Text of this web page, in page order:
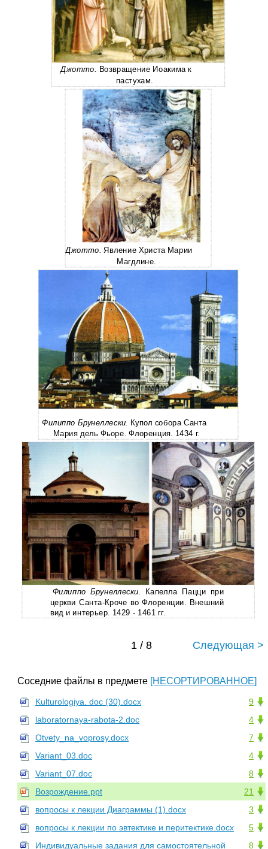
Джотто. Возвращение Иоакима к
пастухам.
Джотто. Явление Христа Марии
Магдлине.
Филиппо Брунеллески. Купол собора Санта
Мария дель Фьоре. Флоренция. 1434 г.
Филиппо Брунеллески.
Капелла Пацци при
церкви Санта-Кроче во Флоренции. Внешний
вид и интерьер. 1429 - 1461 гг.
1 / 8 Следующая >
Соседние файлы в предмете [НЕСОРТИРОВАННОЕ]
9
Kulturologiya. doc (30).docx
4
laboratornaya-rabota-2.doc
7
Otvety_na_voprosy.docx
4
Variant_03.doc
8
Variant_07.doc
21
Возрождение.ppt
3
вопросы к лекции Диаграммы (1).docx
5
вопросы к лекции по эвтектике и перитектике.docx
8
Индивидуальные задания для самостоятельной